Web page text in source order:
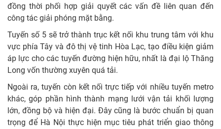
đồng thời phối hợp giải quyết các vấn đề liên quan đến
công tác giải phóng mặt bằng.
Tuyến số 5 sẽ trở thành trục kết nối khu trung tâm với khu
vực phía Tây và đô thị vệ tinh Hòa Lạc, tạo điều kiện giảm
áp lực cho các tuyến đường hiện hữu, nhất là đại lộ Thăng
Long vốn thường xuyên quá tải.
Ngoài ra, tuyến còn kết nối trực tiếp với nhiều tuyến metro
khác, góp phần hình thành mạng lưới vận tải khối lượng
lớn, đồng bộ và hiện đại. Đây cũng là bước chuẩn bị quan
trọng để Hà Nội thực hiện mục tiêu phát triển giao thông